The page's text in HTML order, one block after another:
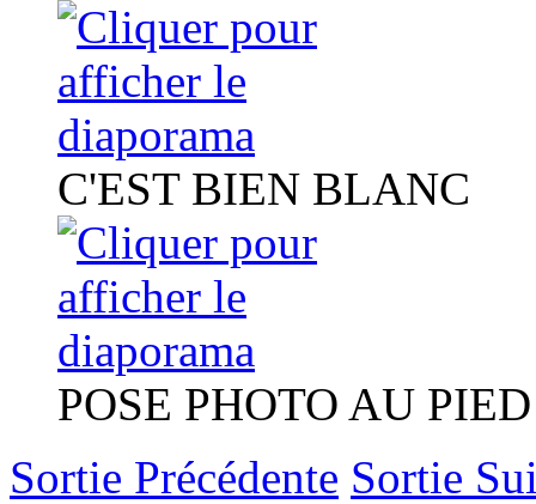
C'EST BIEN BLANC
POSE PHOTO AU
Sortie Précédente Sortie